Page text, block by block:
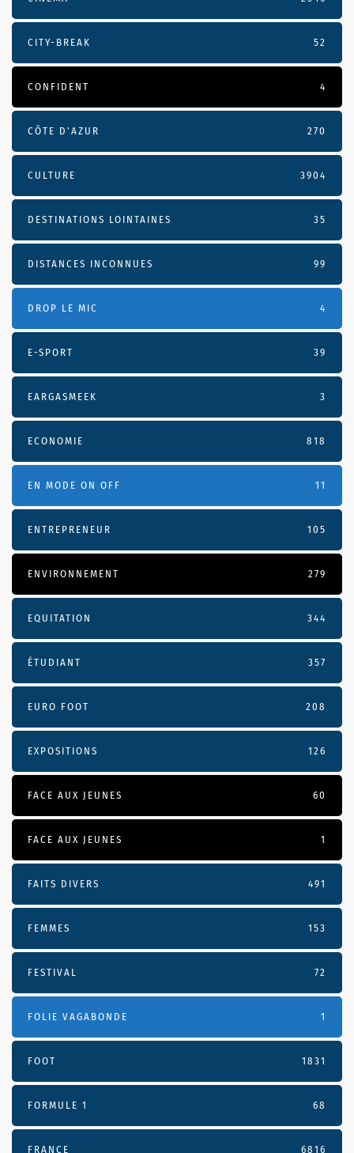
CITY-BREAK 52
CONFIDENT 4
CÔTE D’AZUR 270
CULTURE 3904
DESTINATIONS LOINTAINES 35
DISTANCES INCONNUES 99
DROP LE MIC 4
E-SPORT 39
EARGASMEEK 3
ECONOMIE 818
EN MODE ON OFF 11
ENTREPRENEUR 105
ENVIRONNEMENT 279
EQUITATION 344
ÉTUDIANT 357
EURO FOOT 208
EXPOSITIONS 126
FACE AUX JEUNES 60
FACE AUX JEUNES 1
FAITS DIVERS 491
FEMMES 153
FESTIVAL 72
FOLIE VAGABONDE 1
FOOT 1831
FORMULE 1 68
FRANCE 6816